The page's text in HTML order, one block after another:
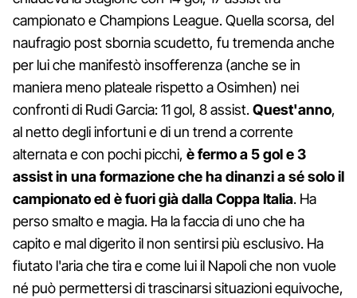
campionato e Champions League. Quella scorsa, del
naufragio post sbornia scudetto, fu tremenda anche
per lui che manifestò insofferenza (anche se in
maniera meno plateale rispetto a Osimhen) nei
confronti di Rudi Garcia: 11 gol, 8 assist.Quest'anno,
al netto degli infortuni e di un trend a corrente
alternata e con pochi picchi, è fermo a 5 gol e 3
assistin una formazione che ha dinanzi a sé solo il
campionato ed è fuori già dalla Coppa Italia. Ha
perso smalto e magia. Ha la faccia di uno che ha
capito e mal digerito il non sentirsi più esclusivo. Ha
fiutato l'aria che tira e come lui il Napoli che non vuole
né può permettersi di trascinarsi situazioni equivoche,